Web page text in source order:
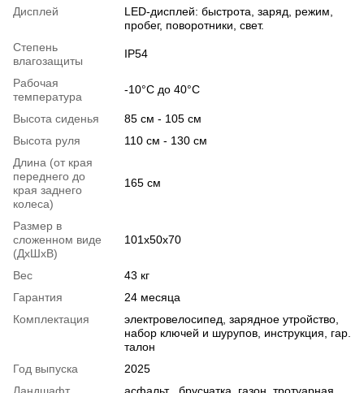
Дисплей
LED-дисплей: быстрота, заряд, режим,
пробег, поворотники, свет.
Степень
влагозащиты
IP54
Рабочая
температура
-10°C до 40°C
Высота сиденья
85 см - 105 см
Высота руля
110 см - 130 см
Длина (от края
переднего до
края заднего
колеса)
165 см
Размер в
сложенном виде
(ДхШхВ)
101x50x70
Вес
43 кг
Гарантия
24 месяца
Комплектация
электровелосипед, зарядное утройство,
набор ключей и шурупов, инструкция, гар.
талон
Год выпуска
2025
Ландшафт
асфальт , брусчатка, газон, тротуарная